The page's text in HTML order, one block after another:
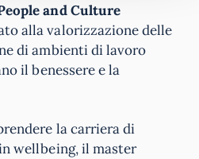
and Culture
alla valorizzazione delle
di ambienti di lavoro
il benessere e la
la carriera di
wellbeing, il master